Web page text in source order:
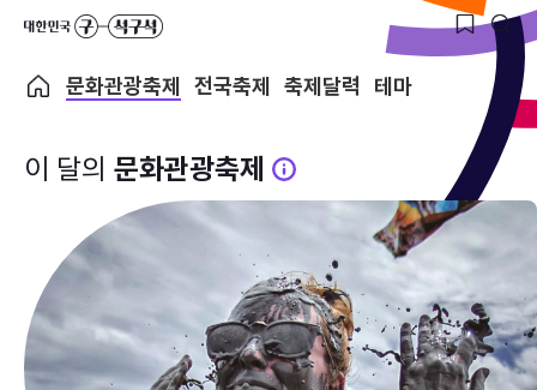
문화관광축제 전국축제 축제달력 테마
이 달의 문화관광축제